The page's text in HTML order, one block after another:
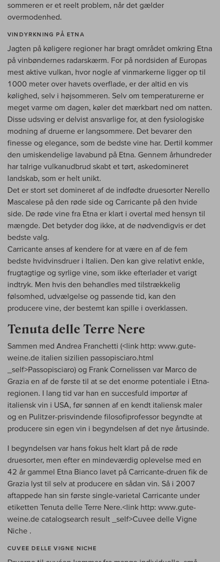
sommeren er et reelt problem, når det gælder
overmodenhed.
VINDYRKNING PÅ ETNA
Jagten på køligere regioner har bragt området omkring Etna
på vinbøndernes radarskærm. For på nordsiden af Europas
mest aktive vulkan, hvor nogle af vinmarkerne ligger op til
1000 meter over havets overflade, er der altid en vis
kølighed, selv i højsommeren. Selv om temperaturerne er
meget varme om dagen, køler det mærkbart ned om natten.
Disse udsving er delvist ansvarlige for, at den fysiologiske
modning af druerne er langsommere. Det bevarer den
finesse og elegance, som de bedste vine har. Dertil kommer
den umiskendelige lavabund på Etna. Gennem århundreder
har talrige vulkanudbrud skabt et tørt, askedomineret
landskab, som er helt unikt.
Det er stort set domineret af de indfødte druesorter Nerello
Mascalese på den røde side og Carricante på den hvide
side. De røde vine fra Etna er klart i overtal med hensyn til
mængde. Det betyder dog ikke, at de nødvendigvis er det
bedste valg.
Carricante anses af kendere for at være en af de fem
bedste hvidvinsdruer i Italien. Den kan give relativt enkle,
frugtagtige og syrlige vine, som ikke efterlader et varigt
indtryk. Men hvis den behandles med tilstrækkelig
følsomhed, udvælgelse og passende tid, kan den
producere vine, der bestemt kan spille i overklassen.
Tenuta delle Terre Nere
Sammen med Andrea Franchetti (<link http: www.gute-
weine.de italien sizilien passopisciaro.html
_self>Passopisciaro) og Frank Cornelissen var Marco de
Grazia en af de første til at se det enorme potentiale i Etna-
regionen. I lang tid var han en succesfuld importør af
italiensk vin i USA, før sønnen af en kendt italiensk maler
og en Pulitzer-prisvindende filosofiprofessor begyndte at
producere sin egen vin i begyndelsen af det nye årtusinde.
I begyndelsen var hans fokus helt klart på de røde
druesorter, men efter en mindeværdig oplevelse med en
42 år gammel Etna Bianco lavet på Carricante-druen fik de
Grazia lyst til selv at producere en sådan vin. Så i 2007
aftappede han sin første single-varietal Carricante under
etiketten Tenuta delle Terre Nere.<link http: www.gute-
weine.de catalogsearch result _self>Cuvee delle Vigne
Niche .
CUVEE DELLE VIGNE NICHE